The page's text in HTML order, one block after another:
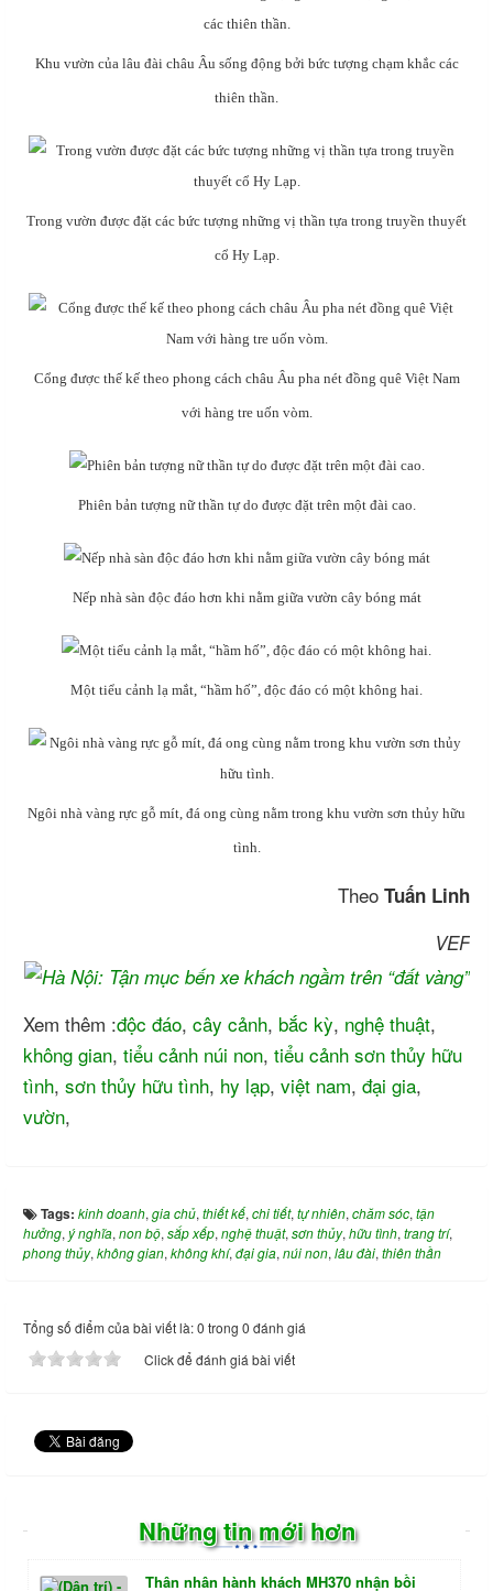
Khu vườn của lâu đài châu Âu sống động bởi bức tượng chạm khắc các
thiên thần.
Trong vườn được đặt các bức tượng những vị thần tựa trong truyền thuyết
cổ Hy Lạp.
Cổng được thế kế theo phong cách châu Âu pha nét đồng quê Việt Nam
với hàng tre uốn vòm.
Phiên bản tượng nữ thần tự do được đặt trên một đài cao.
Nếp nhà sàn độc đáo hơn khi nằm giữa vườn cây bóng mát
Một tiểu cảnh lạ mắt, “hầm hố”, độc đáo có một không hai.
Ngôi nhà vàng rực gỗ mít, đá ong cùng nằm trong khu vườn sơn thủy hữu
tình.
Theo Tuấn Linh
VEF
Xem thêm :độc đáo, cây cảnh, bắc kỳ, nghệ thuật,
không gian, tiểu cảnh núi non, tiểu cảnh sơn thủy hữu
tình, sơn thủy hữu tình, hy lạp, việt nam, đại gia,
vườn,
Tags: kinh doanh, gia chủ, thiết kế, chi tiết, tự nhiên, chăm sóc, tận
hưởng, ý nghĩa, non bộ, sắp xếp, nghệ thuật, sơn thủy, hữu tình, trang trí,
phong thủy, không gian, không khí, đại gia, núi non, lâu đài, thiên thần
Tổng số điểm của bài viết là: 0 trong 0 đánh giá
Click để đánh giá bài viết
Những tin mới hơn
Thân nhân hành khách MH370 nhận bồi